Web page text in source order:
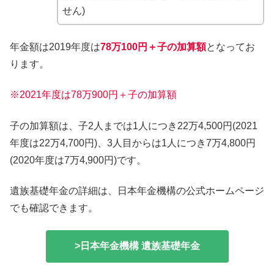
せん)
年金額は2019年度は78万100円＋子の加算額となってお
ります。
※2021年度は78万900円＋子の加算額
子の加算額は、子2人までは1人につき22万4,500円(2021
年度は22万4,700円)、3人目からは1人につき7万4,800円
(2020年度は7万4,900円)です。
遺族基礎年金の詳細は、日本年金機構の公式ホームページ
でも確認できます。
>日本年金機構 遺族基礎年金